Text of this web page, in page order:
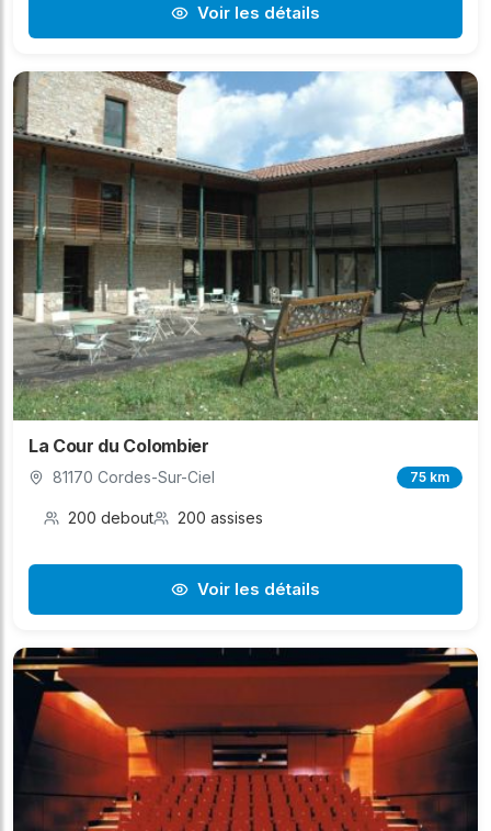
Voir les détails
La Cour du Colombier
81170 Cordes-Sur-Ciel 75 km
200 debout 200 assises
Voir les détails